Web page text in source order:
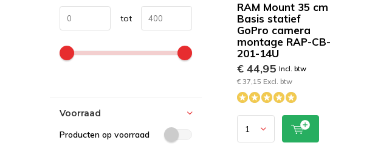
RAM Mount 35 cm
Basis statief
GoPro camera
montage RAP-CB-
201-14U
€ 44,95 Incl. btw
€ 37,15 Excl. btw
tot
Voorraad
Producten op voorraad